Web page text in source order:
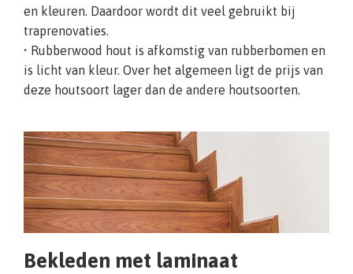
en kleuren. Daardoor wordt dit veel gebruikt bij
traprenovaties.
• Rubberwood hout is afkomstig van rubberbomen en
is licht van kleur. Over het algemeen ligt de prijs van
deze houtsoort lager dan de andere houtsoorten.
Bekleden met laminaat